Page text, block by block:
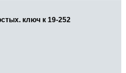
ключ к 19-252